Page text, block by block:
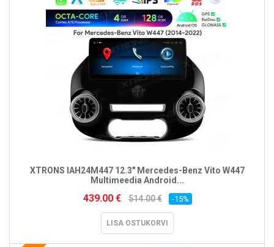
XTRONS IAH24M447 12.3" Mercedes-Benz Vito W447
Multimeedia Android...
439.00 € 514.00 € -15%
LISA OSTUKORVI